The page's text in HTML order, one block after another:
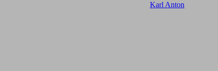
Karl Anton